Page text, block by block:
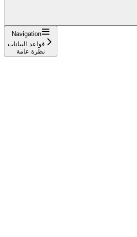
Navigation
قواعد البيانات
نظرة عامة